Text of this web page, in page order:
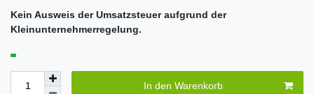
Kein Ausweis der Umsatzsteuer aufgrund der
Kleinunternehmerregelung.
In den Warenkorb